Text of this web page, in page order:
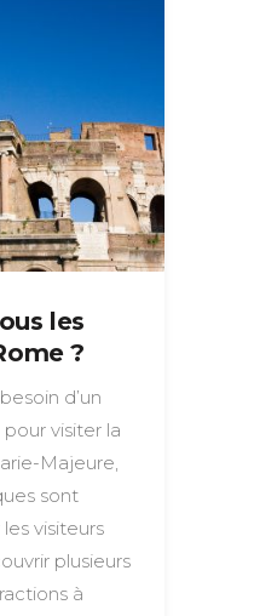
les
?
d’un
visiter la
Majeure,
sont
visiteurs
plusieurs
à